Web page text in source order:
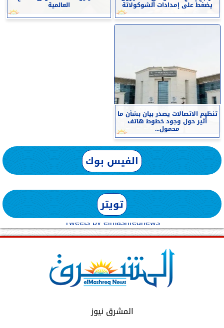
يضغط على إمدادات الشوكولاتة العالمية
تنظيم الاتصالات يصدر بيان بشأن ما
أثير حول وجود خطوط هاتف
محمول...
الفيس بوك
تويتر
Tweets by elmashreqnews
المشرق نيوز